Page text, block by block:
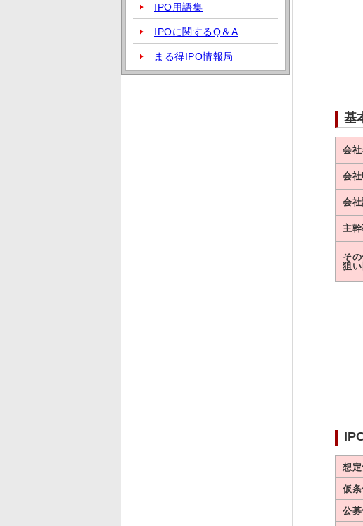
IPO用語集
IPOに関するQ＆A
まる得IPO情報局
基
会社
会
会
主
そ
狙
想
仮条
公